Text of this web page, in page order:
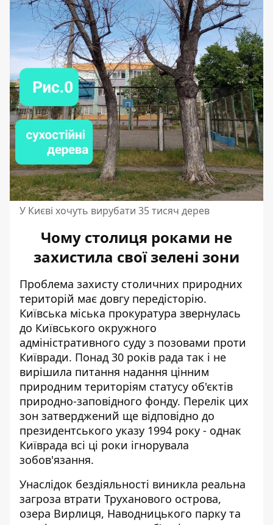
У Києві хочуть вирубати 35 тисяч дерев
Чому столиця роками не
захистила свої зелені зони
Проблема захисту столичних природних
територій має довгу передісторію.
Київська міська прокуратура звернулась
до Київського окружного
адміністративного суду з позовами проти
Київради. Понад 30 років рада так і не
вирішила питання надання цінним
природним територіям статусу об'єктів
природно-заповідного фонду. Перелік цих
зон затверджений ще відповідно до
президентського указу 1994 року - однак
Київрада всі ці роки ігнорувала
зобов'язання.
Унаслідок бездіяльності виникла реальна
загроза втрати Труханового острова,
озера Вирлиця, Наводницького парку та